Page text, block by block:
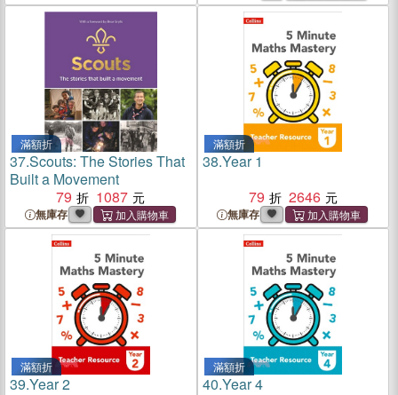
滿額折
37.Scouts: The Stories That
Built a Movement
79
1087
無庫存
滿額折
38.Year 1
79
2646
無庫存
滿額折
39.Year 2
滿額折
40.Year 4